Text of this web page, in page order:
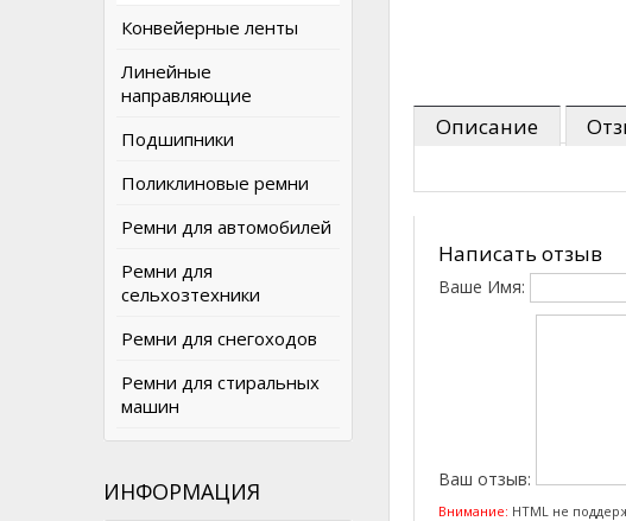
Конвейерные ленты
Линейные
направляющие
Подшипники
Поликлиновые ремни
Ремни для автомобилей
Ремни для
сельхозтехники
Ремни для снегоходов
Ремни для стиральных
машин
ИНФОРМАЦИЯ
Описание
Написать отзыв
Ваше Имя:
Ваш отзыв:
Внимание: HTML не